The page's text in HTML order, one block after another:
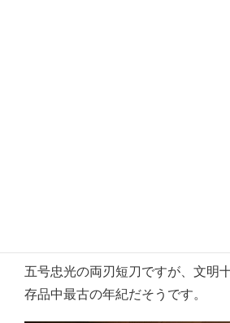
五号忠光の両刃短刀ですが、文明
存品中最古の年紀だそうです。